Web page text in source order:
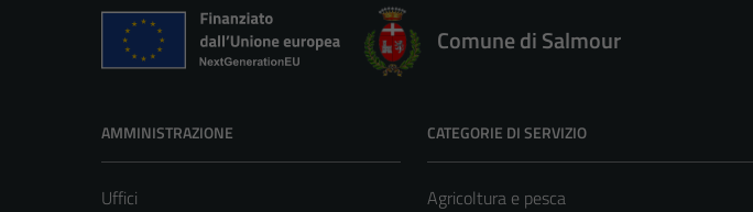
Comune di Salmour
AMMINISTRAZIONE
Uffici
CATEGORIE DI SERVIZIO
Agricoltura e pesca